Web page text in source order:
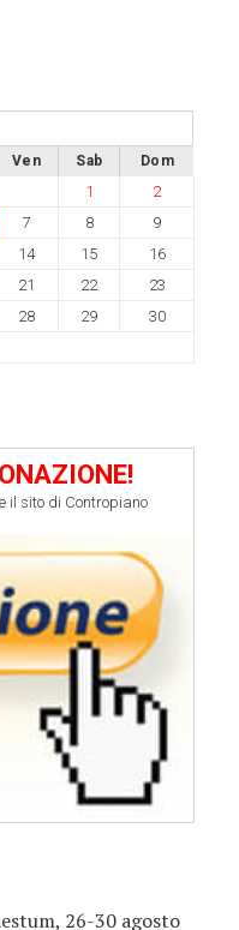
Ven Sab Dom
1
2
7 8
9
14 15
16
21 22
23
28 29
30
il sito di Contropiano
26-30 agosto